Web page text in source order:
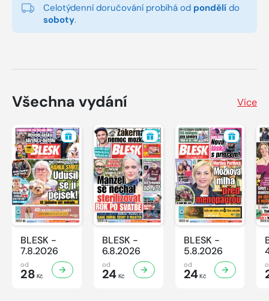
Celotýdenní doručování probíhá od pondělí do
soboty.
Všechna vydání Více
BLESK -
7.8.2026
od
28 Kč
BLESK -
6.8.2026
od
24Kč
BLESK -
5.8.2026
od
24Kč